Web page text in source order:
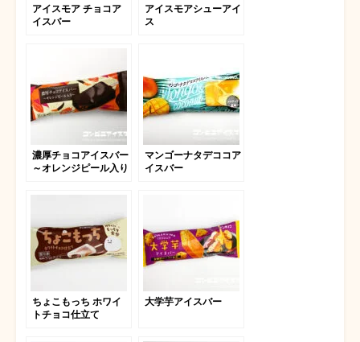
アイスモア チョコア
イスバー
アイスモアシューアイ
ス
濃厚チョコアイスバー
～オレンジピール入り
マンゴーナタデココア
イスバー
ちょこもっち ホワイ
トチョコ仕立て
大学芋アイスバー